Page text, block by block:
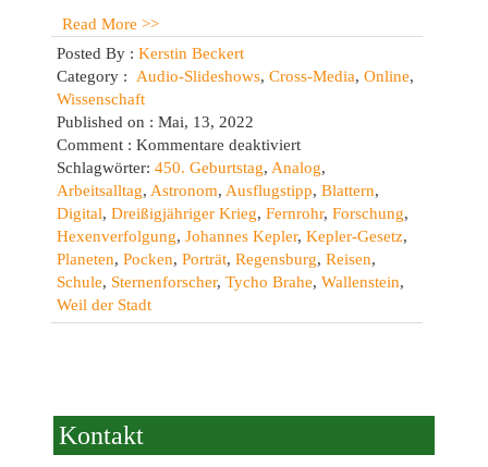
Read More >>
Posted By : Kerstin Beckert
Category : Audio-Slideshows, Cross-Media, Online,
Wissenschaft
Published on : Mai, 13, 2022
Comment : Kommentare deaktiviertfür
Porträt
zum
450.
Geburtstag
von
Johannes
Schlagwörter: 450. Geburtstag, Analog,
Arbeitsalltag, Astronom, Ausflugstipp, Blattern,
Digital, Dreißigjähriger Krieg, Fernrohr, Forschung,
Hexenverfolgung, Johannes Kepler, Kepler-Gesetz,
Planeten, Pocken, Porträt, Regensburg, Reisen,
Schule, Sternenforscher, Tycho Brahe, Wallenstein,
Weil der Stadt
Kontakt